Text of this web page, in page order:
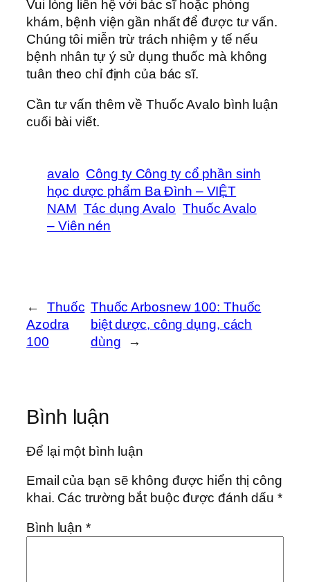
Vui lòng liên hệ với bác sĩ hoặc phòng
khám, bệnh viện gần nhất để được tư vấn.
Chúng tôi miễn trừ trách nhiệm y tế nếu
bệnh nhân tự ý sử dụng thuốc mà không
tuân theo chỉ định của bác sĩ.
Cần tư vấn thêm về Thuốc Avalo bình luận
cuối bài viết.
avalo Công ty Công ty cổ phần sinh
học dược phẩm Ba Đình – VIỆT
NAM Tác dụng Avalo Thuốc Avalo
– Viên nén
←
Thuốc
Azodra
100
Thuốc Arbosnew 100: Thuốc
biệt dược, công dụng, cách
dùng
→
Bình luận
Để lại một bình luận
Email của bạn sẽ không được hiển thị công
khai. Các trường bắt buộc được đánh dấu*
Bình luận*